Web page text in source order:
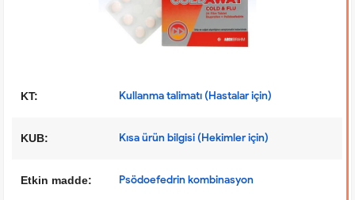
KT: Kullanma talimatı (Hastalar için)
KUB: Kısa ürün bilgisi (Hekimler için)
Etkin madde: Psödoefedrin kombinasyon